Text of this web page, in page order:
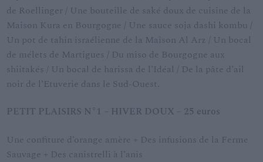
de Roellinger / Une bouteille de saké doux de cuisine de la
Maison Kura en Bourgogne / Une sauce soja dashi kombu /
Un pot de tahin israélienne de la Maison Al Arz / Un bocal
de mélets de Martigues / Du miso de Bourgogne aux
shiitakés / Un bocal de harissa de l’Idéal / De la pâte d’ail
noir de l’Etuverie dans le Sud-Ouest.
PETIT PLAISIRS N°1 – HIVER DOUX – 25 euros
Une confiture d’orange amère + Des infusions de la Ferme
Sauvage + Des canistrelli à l’anis